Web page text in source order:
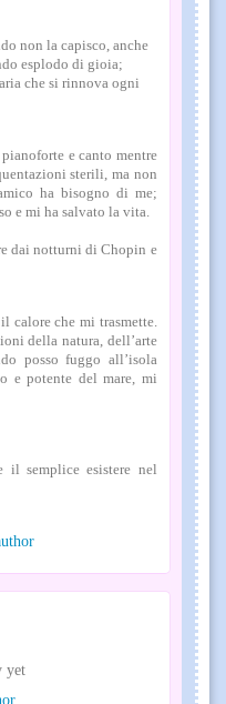
non la capisco, anche
esplodo di gioia;
che si rinnova ogni
e canto mentre
sterili, ma non
ha bisogno di me;
e mi ha salvato la vita.
dai notturni di Chopin e
calore che mi trasmette.
della natura, dell’arte
posso fuggo all’isola
e potente del mare, mi
semplice esistere nel
yet